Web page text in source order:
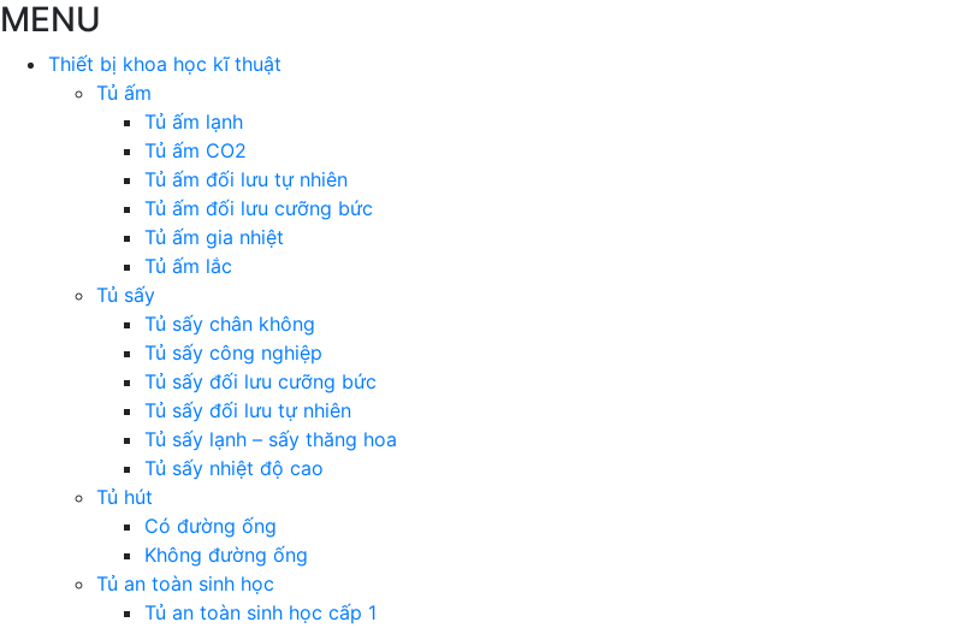
MENU
Thiết bị khoa học kĩ thuật
Tủ ấm
Tủ ấm lạnh
Tủ ấm CO2
Tủ ấm đối lưu tự nhiên
Tủ ấm đối lưu cưỡng bức
Tủ ấm gia nhiệt
Tủ ấm lắc
Tủ sấy
Tủ sấy chân không
Tủ sấy công nghiệp
Tủ sấy đối lưu cưỡng bức
Tủ sấy đối lưu tự nhiên
Tủ sấy lạnh – sấy thăng hoa
Tủ sấy nhiệt độ cao
Tủ hút
Có đường ống
Không đường ống
Tủ an toàn sinh học
Tủ an toàn sinh học cấp 1